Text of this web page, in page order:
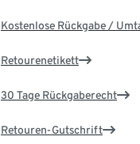
Kostenlose Rückgabe /
Retourenetikett
30 Tage Rückgaberecht
Retouren-Gutschrift